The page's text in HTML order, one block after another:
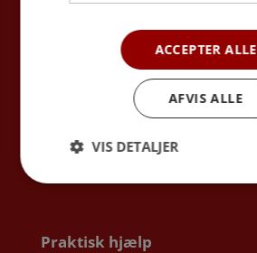
Lolland Falster
Jylland
Praktisk hjælp
ACCEPTER ALLE
AFVIS ALLE
VIS DETALJER